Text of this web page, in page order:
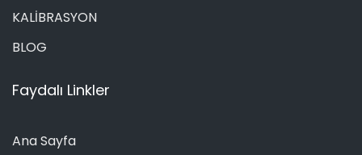
KALİBRASYON
BLOG
Faydalı Linkler
Ana Sayfa